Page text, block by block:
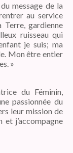
message de la
au service
Terre, gardienne
ruisseau qui
je suis; ma
Mon être entier
»
du Féminin,
passionnée du
leur mission de
j’accompagne